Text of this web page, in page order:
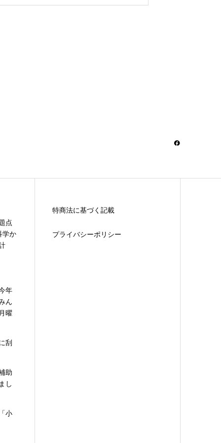
点
学か
年
ん
曜
刮
助
し
小
特商法に基づく記載
プライバシーポリシー